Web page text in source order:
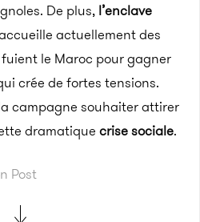
De plus, l’enclave
actuellement des
le Maroc pour gagner
crée de fortes tensions.
campagne souhaiter attirer
dramatique crise sociale.
Post